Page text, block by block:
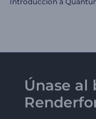
Únase al